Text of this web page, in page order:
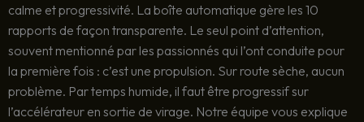
calme et progressivité. La boîte automatique gère les 10
rapports de façon transparente. Le seul point d’attention,
souvent mentionné par les passionnés qui l’ont conduite pour
la première fois : c’est une propulsion. Sur route sèche, aucun
problème. Par temps humide, il faut être progressif sur
l’accélérateur en sortie de virage. Notre équipe vous explique